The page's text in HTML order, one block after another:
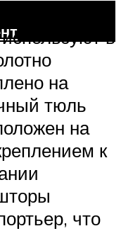
в
на
тюль
на
к
что